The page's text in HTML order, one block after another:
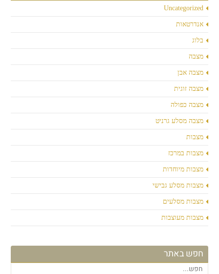
Uncategorized
אנדרטאות
בלוג
מצבה
מצבה אבן
מצבה זוגית
מצבה כפולה
מצבה מסלע גרניט
מצבות
מצבות במרכז
מצבות מיוחדות
מצבות מסלע גבישי
מצבות מסלעים
מצבות מעוצבות
חפש באתר